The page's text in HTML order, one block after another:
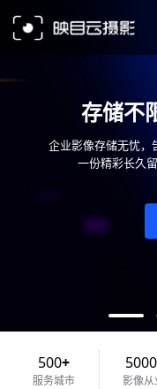
存储不
企业影像存储无忧，
一份精彩长久
500+
服务城市 影像从